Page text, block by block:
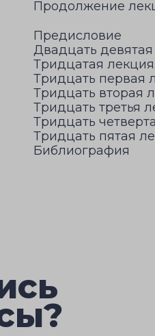
Продолжение
Предисловие
Двадцать
Тридцатая
Тридцать первая
Тридцать вторая
Тридцать третья
Тридцать
Тридцать пятая
Библиография